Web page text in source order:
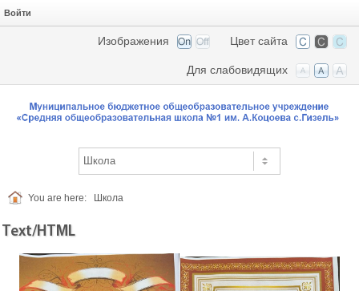
Войти
Цвет сайта
Изображения
Для слабовидящих
You are here: Шкoлa
Text/HTML